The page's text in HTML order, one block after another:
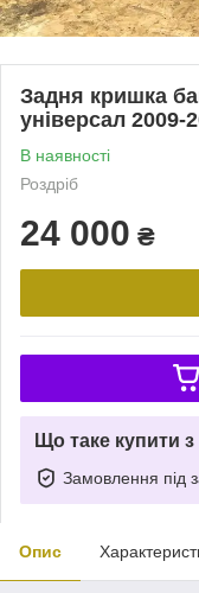
Задня кришка
універсал 2009-
В наявності
Роздріб
24 000 ₴
Що таке купити
Замовлення під
Опис